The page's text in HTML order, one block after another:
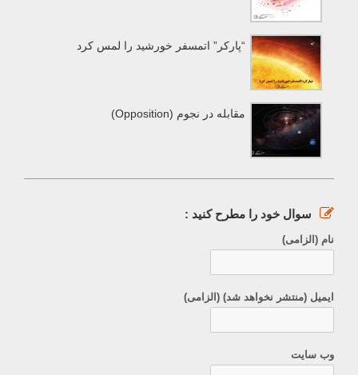
“پارکر” اتمسفر خورشید را لمس کرد
مقابله در نجوم (Opposition)
سوال خود را مطرح کنید :
نام (الزامی)
ایمیل (منتشر نخواهد شد) (الزامی)
وب سایت